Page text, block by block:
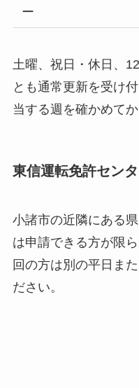
ー
土曜、祝日・休日、
とも通常更新を受け
当する週を確かめて
東信運転免許セン
小諸市の近隣にある
は申請できる方が限
回の方は別の平日ま
ださい。